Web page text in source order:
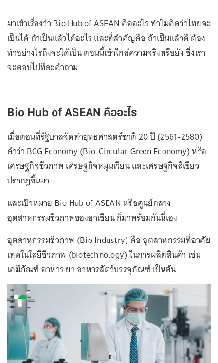
มาเข้าเรื่องว่า Bio Hub of ASEAN คืออะไร ทำไมคิดว่าไทยจะ
เป็นได้ ถ้าเป็นแล้วได้อะไร และที่สำคัญคือ ถ้าเป็นแล้วดี ต้อง
ทำอย่างไรถึงจะได้เป็น ตอนนี้เข้าใกล้ความจริงหรือยัง ซึ่งเรา
จะตอบไปทีละคำถาม
Bio Hub of ASEAN คืออะไร
เมื่อตอนที่รัฐบาลจัดทำยุทธศาสตร์ชาติ 20 ปี (2561-2580)
คำว่า BCG Economy (Bio-Circular-Green Economy) หรือ
เศรษฐกิจชีวภาพ เศรษฐกิจหมุนเวียน และเศรษฐกิจสีเขียว
ปรากฏขึ้นมา
และเป้าหมาย Bio Hub of ASEAN หรือศูนย์กลาง
อุตสาหกรรมชีวภาพของอาเซียน ก็มาพร้อมกันนี่เอง
อุตสาหกรรมชีวภาพ (Bio Industry) คือ อุตสาหกรรมที่อาศัย
เทคโนโลยีชีวภาพ (biotechnology) ในการผลิตสินค้า เช่น
เคมีภัณฑ์ อาหาร ยา อาหารสัตว์บรรจุภัณฑ์ เป็นต้น